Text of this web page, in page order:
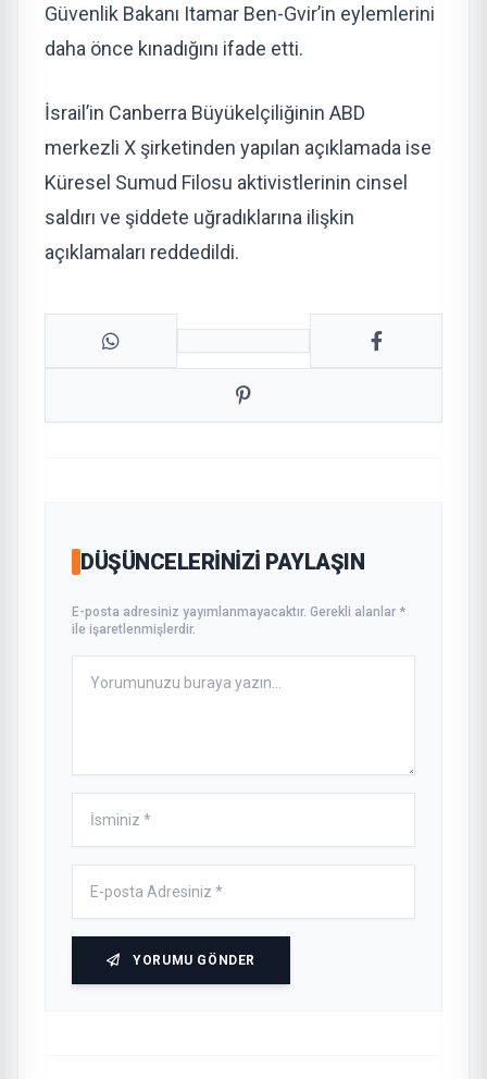
Güvenlik Bakanı Itamar Ben-Gvir’in eylemlerini
daha önce kınadığını ifade etti.
İsrail’in Canberra Büyükelçiliğinin ABD
merkezli X şirketinden yapılan açıklamada ise
Küresel Sumud Filosu aktivistlerinin cinsel
saldırı ve şiddete uğradıklarına ilişkin
açıklamaları reddedildi.
DÜŞÜNCELERINIZI PAYLAŞIN
E-posta adresiniz yayımlanmayacaktır. Gerekli alanlar *
ile işaretlenmişlerdir.
YORUMU GÖNDER